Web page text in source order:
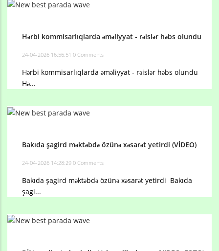
Hərbi kommisarlıqlarda əməliyyat - rəislər həbs olundu
24-04-2026 16:56:51 0 Comments
Hərbi kommisarlıqlarda əməliyyat - rəislər həbs olundu
Hə...
Bakıda şagird məktəbdə özünə xəsarət yetirdi (VİDEO)
24-04-2026 14:28:29 0 Comments
Bakıda şagird məktəbdə özünə xəsarət yetirdi Bakıda
şagi...